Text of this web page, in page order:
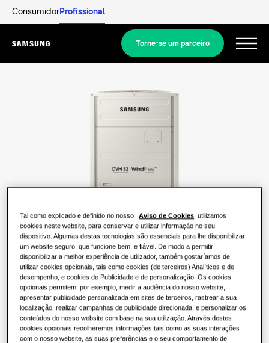
ConsumidorProfissional
Menu
Torne-se um parceiro
Equipamentos
Equipamentos
Principais Soluções
SOLUÇÕES PARA A SUA CASA
Soluções de bombas de calor
SOLUÇÕES PARA EDIFÍCIOS COMERCIAIS
Soluções de ar condicionado
Controlos
SOLUÇÕES RESIDENCIAIS
O que é uma bomba de calor e como
funciona?
Vantagens de uma bomba de calor
O que é um ar condicionado e como
funciona?
Profissionais
Acerca da Samsung
CAPACIDADE: 28.0KW
AM100AXVDGH/EU
Tal como explicado e definido no nosso Aviso de Cookies , utilizamos
cookies neste website, para conservar e utilizar informação no seu
dispositivo. Algumas destas tecnologias são essenciais para lhe disponibilizar
um website seguro, que funcione bem, e fiável. De modo a permitir
disponibilizar a melhor experiência de utilizador, também gostaríamos de
utilizar cookies opcionais, tais como cookies (de terceiros) Analíticos e de
desempenho, e cookies de Publicidade e de personalização. Os cookies
opcionais permitem, por exemplo, medir a audiência do nosso website,
apresentar publicidade personalizada em sites de terceiros, rastrear a sua
localização, realizar campanhas de publicidade direcionada, e personalizar os
conteúdos do nosso website com base na sua utilização. Através destes
cookies opcionais recolheremos informações tais como as suas interações
com o nosso website, as suas preferências e o seu comportamento de